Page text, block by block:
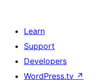
Learn
Support
Developers
WordPress.tv ↗